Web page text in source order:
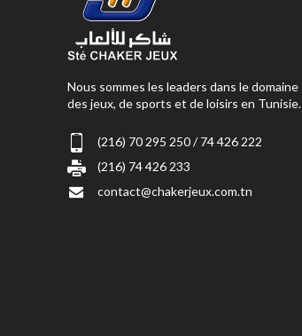
Nous sommes les leaders dans le domaine
des jeux, de sports et de loisirs en Tunisie.
(216) 70 295 250 / 74 426 222
(216) 74 426 233
contact@chakerjeux.com.tn